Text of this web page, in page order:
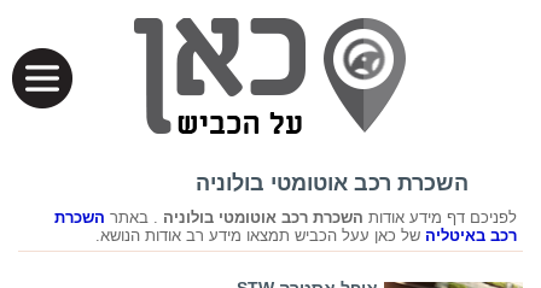
השכרת רכב אוטומטי בולוניה
לפניכם דף מידע אודות השכרת רכב אוטומטי בולוניה . באתר השכרת
רכב באיטליה של כאן עעל הכביש תמצאו מידע רב אודות הנושא.